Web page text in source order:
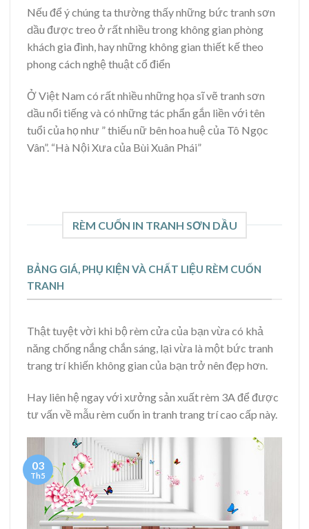
Nếu để ý chúng ta thường thấy những bức tranh sơn
dầu được treo ở rất nhiều trong không gian phòng
khách gia đình, hay những không gian thiết kế theo
phong cách nghệ thuật cổ điển
Ở Việt Nam có rất nhiều những họa sĩ vẽ tranh sơn
dầu nổi tiếng và có những tác phẩn gắn liền với tên
tuổi của họ như ” thiếu nữ bên hoa huệ của Tô Ngọc
Vân”. “Hà Nội Xưa của Bùi Xuân Phái”
RÈM CUỐN IN TRANH SƠN DẦU
BẢNG GIÁ, PHỤ KIỆN VÀ CHẤT LIỆU RÈM CUỐN
TRANH
Thật tuyệt vời khi bộ rèm cửa của bạn vừa có khả
năng chống nắng chắn sáng, lại vừa là một bức tranh
trang trí khiến không gian của bạn trở nên đẹp hơn.
Hay liên hệ ngay với xưởng sản xuất rèm 3A để được
tư vấn về mẫu rèm cuốn in tranh trang trí cao cấp này.
03
Th5